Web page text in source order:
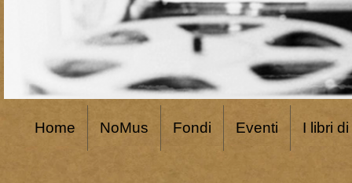
Home NoMus Fondi Eventi I libri